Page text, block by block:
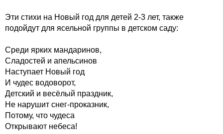
Эти стихи на Новый год для детей 2-3 лет, также
подойдут для ясельной группы в детском саду:
Среди ярких мандаринов,
Сладостей и апельсинов
Наступает Новый год
И чудес водоворот,
Детский и весёлый праздник,
Не нарушит снег-проказник,
Потому, что чудеса
Открывают небеса!